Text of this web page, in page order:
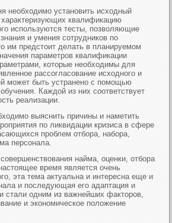
необходимо установить исходный
квалификацию
используются тесты, позволяющие
и умения сотрудников по
им предстоит делать в планируемом
параметров квалификации
которые необходимы для
рассогласование исходного и
может быть устранено с помощью
Каждой из них соответствует
реализации.
выяснить причины и наметить
по ликвидации кризиса в сфере
проблем отбора, набора,
персонала.
найма, оценки, отбора
время является очень
эта тема актуальна и интересна еще и
и последующая его адаптация и
стали одним из важнейших факторов,
и экономическое положение